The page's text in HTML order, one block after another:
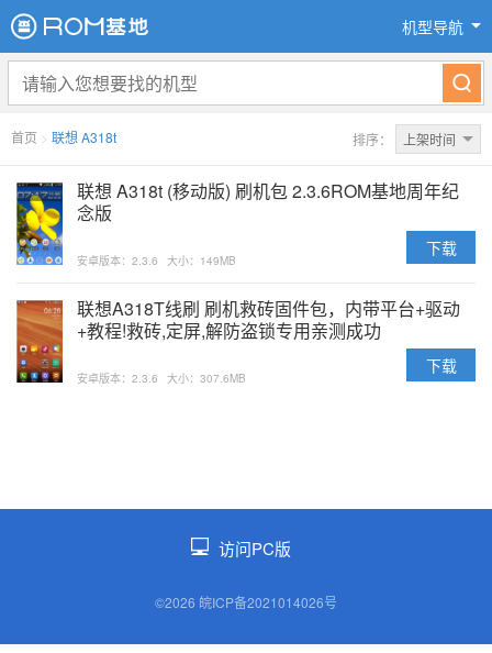
机型导航
首页 > 联想 A318t 排序： 上架时间
联想 A318t (移动版) 刷机包 2.3.6ROM基地周年纪
念版
安卓版本：2.3.6 大小：149MB
下载
联想A318T线刷 刷机救砖固件包，内带平台+驱动
+教程!救砖,定屏,解防盗锁专用亲测成功
安卓版本：2.3.6 大小：307.6MB
下载
访问PC版
©2026 皖ICP备2021014026号